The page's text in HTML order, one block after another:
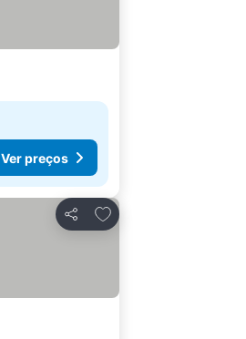
Ver preços
Partilhar
Adicionar aos favoritos